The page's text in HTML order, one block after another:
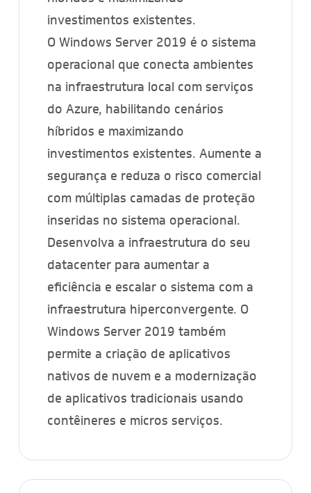
investimentos existentes.
O Windows Server 2019 é o sistema
operacional que conecta ambientes
na infraestrutura local com serviços
do Azure, habilitando cenários
híbridos e maximizando
investimentos existentes. Aumente a
segurança e reduza o risco comercial
com múltiplas camadas de proteção
inseridas no sistema operacional.
Desenvolva a infraestrutura do seu
datacenter para aumentar a
eficiência e escalar o sistema com a
infraestrutura hiperconvergente. O
Windows Server 2019 também
permite a criação de aplicativos
nativos de nuvem e a modernização
de aplicativos tradicionais usando
contêineres e micros serviços.